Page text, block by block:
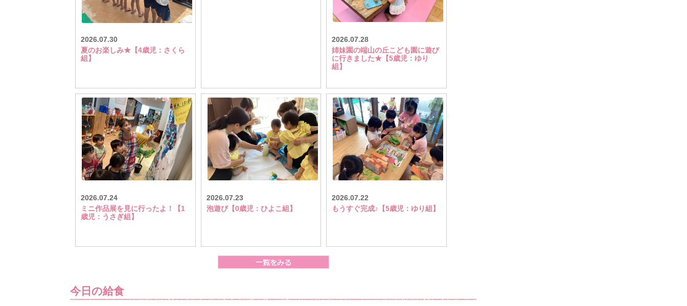
2026.07.30
夏のお楽しみ★【4歳児：さくら
組】
2026.07.28
姉妹園の端山の丘こども園に遊び
に行きました★【5歳児：ゆり
組】
2026.07.24
ミニ作品展を見に行ったよ！【1
歳児：うさぎ組】
2026.07.23
泡遊び【0歳児：ひよこ組】
2026.07.22
もうすぐ完成♪【5歳児：ゆり組】
今日の給食